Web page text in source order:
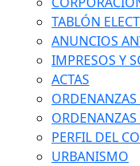
TABLÓN
ANUNCIOS
IMPRESOS Y
ACTAS
ORDENANZAS
ORDENANZAS
PERFIL DEL
URBANISMO